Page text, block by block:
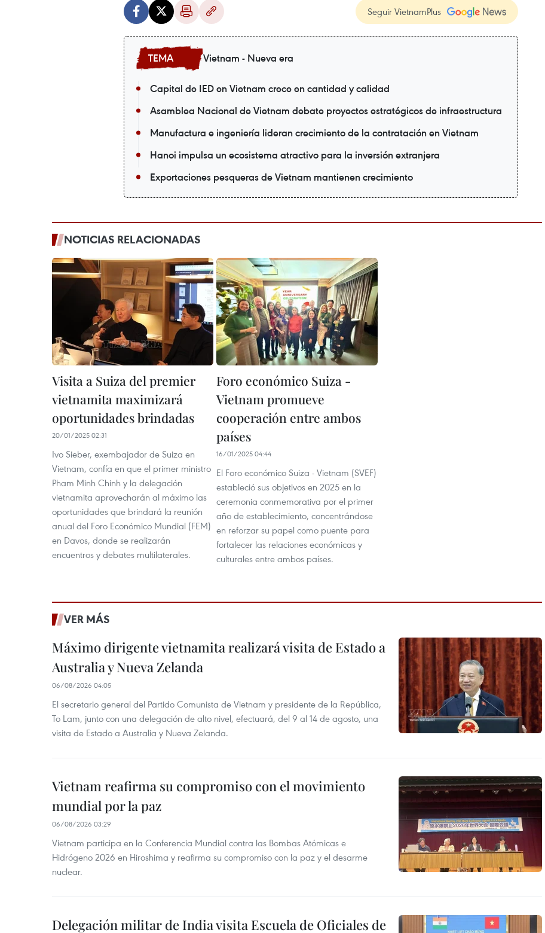
Seguir VietnamPlus
Vietnam - Nueva era
Capital de IED en Vietnam crece en cantidad y calidad
Asamblea Nacional de Vietnam debate proyectos estratégicos de infraestructura
Manufactura e ingeniería lideran crecimiento de la contratación en Vietnam
Hanoi impulsa un ecosistema atractivo para la inversión extranjera
Exportaciones pesqueras de Vietnam mantienen crecimiento
NOTICIAS RELACIONADAS
Visita a Suiza del premier
vietnamita maximizará
oportunidades brindadas
20/01/2025 02:31
Ivo Sieber, exembajador de Suiza en
Vietnam, confía en que el primer ministro
Pham Minh Chinh y la delegación
vietnamita aprovecharán al máximo las
oportunidades que brindará la reunión
anual del Foro Económico Mundial (FEM)
en Davos, donde se realizarán
encuentros y debates multilaterales.
Foro económico Suiza -
Vietnam promueve
cooperación entre ambos
países
16/01/2025 04:44
El Foro económico Suiza - Vietnam (SVEF)
estableció sus objetivos en 2025 en la
ceremonia conmemorativa por el primer
año de establecimiento, concentrándose
en reforzar su papel como puente para
fortalecer las relaciones económicas y
culturales entre ambos países.
VER MÁS
Máximo dirigente vietnamita realizará visita de Estado a
Australia y Nueva Zelanda
06/08/2026 04:05
El secretario general del Partido Comunista de Vietnam y presidente de la República,
To Lam, junto con una delegación de alto nivel, efectuará, del 9 al 14 de agosto, una
visita de Estado a Australia y Nueva Zelanda.
Vietnam reafirma su compromiso con el movimiento
mundial por la paz
06/08/2026 03:29
Vietnam participa en la Conferencia Mundial contra las Bombas Atómicas e
Hidrógeno 2026 en Hiroshima y reafirma su compromiso con la paz y el desarme
nuclear.
Delegación militar de India visita Escuela de Oficiales de